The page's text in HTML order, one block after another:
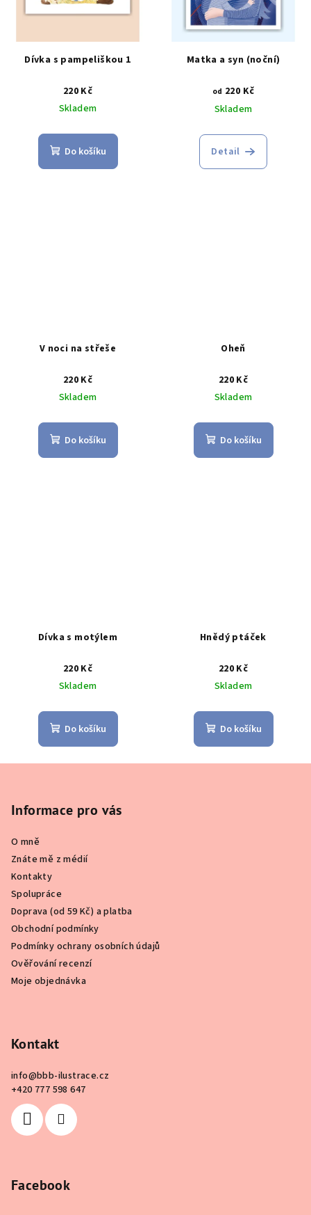
Dívka s pampeliškou 1
220 Kč
Skladem
Do košíku
Matka a syn (noční)
od 220 Kč
Skladem
Detail
V noci na střeše
220 Kč
Skladem
Do košíku
Oheň
220 Kč
Skladem
Do košíku
Dívka s motýlem
220 Kč
Skladem
Do košíku
Hnědý ptáček
220 Kč
Skladem
Do košíku
Informace pro vás
O mně
Znáte mě z médií
Kontakty
Spolupráce
Doprava (od 59 Kč) a platba
Obchodní podmínky
Podmínky ochrany osobních údajů
Ověřování recenzí
Moje objednávka
Kontakt
info@bbb-ilustrace.cz
+420 777 598 647
Facebook